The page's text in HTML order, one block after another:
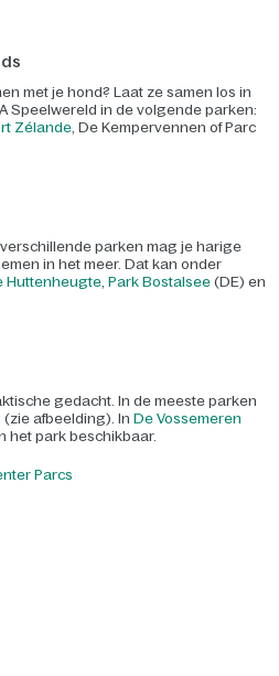
met je hond? Laat ze samen los in
Speelwereld in de volgende parken:
Zélande, De Kempervennen of Parc
parken mag je harige
in het meer. Dat kan onder
Huttenheugte, Park Bostalsee (DE) en
gedacht. In de meeste parken
afbeelding). In De Vossemeren
het park beschikbaar.